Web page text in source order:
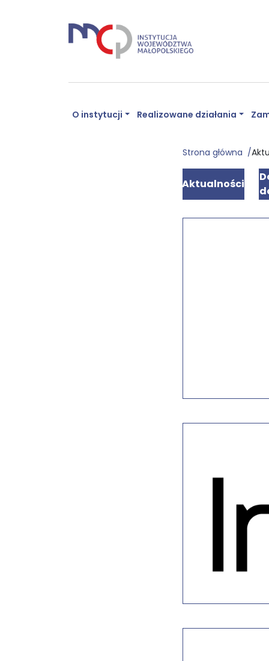
O instytucji Realizowane działania
Strona główna
Aktualności